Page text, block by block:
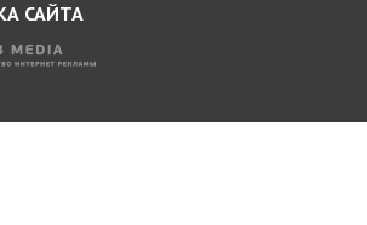
САЙТА